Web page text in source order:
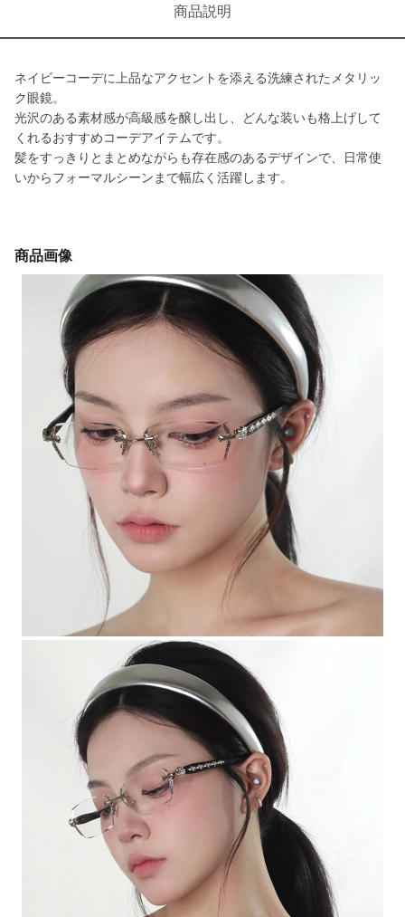
商品説明
ネイビーコーデに上品なアクセントを添える洗練されたメタリッ
ク眼鏡。
光沢のある素材感が高級感を醸し出し、どんな装いも格上げして
くれるおすすめコーデアイテムです。
髪をすっきりとまとめながらも存在感のあるデザインで、日常使
いからフォーマルシーンまで幅広く活躍します。
商品画像